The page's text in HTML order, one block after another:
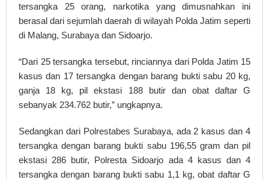
tersangka 25 orang, narkotika yang dimusnahkan ini
berasal dari sejumlah daerah di wilayah Polda Jatim seperti
di Malang, Surabaya dan Sidoarjo.
“Dari 25 tersangka tersebut, rinciannya dari Polda Jatim 15
kasus dan 17 tersangka dengan barang bukti sabu 20 kg,
ganja 18 kg, pil ekstasi 188 butir dan obat daftar G
sebanyak 234.762 butir,” ungkapnya.
Sedangkan dari Polrestabes Surabaya, ada 2 kasus dan 4
tersangka dengan barang bukti sabu 196,55 gram dan pil
ekstasi 286 butir, Polresta Sidoarjo ada 4 kasus dan 4
tersangka dengan barang bukti sabu 1,1 kg, obat daftar G